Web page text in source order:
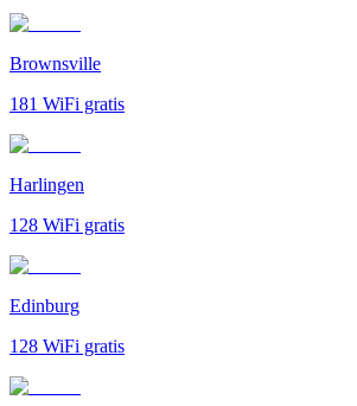
Brownsville
181 WiFi gratis
Harlingen
128 WiFi gratis
Edinburg
128 WiFi gratis